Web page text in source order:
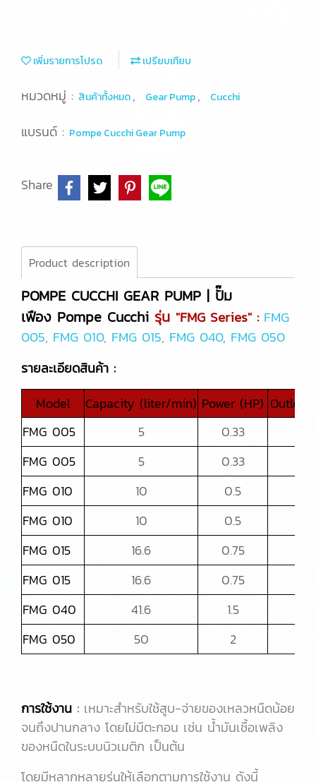
เพิ่มรายการโปรด เปรียบเทียบ
หมวดหมู่ : สินค้าทั้งหมด, Gear Pump, Cucchi
แบรนด์ : Pompe Cucchi Gear Pump
Share
Product description
POMPE CUCCHI GEAR PUMP | ปั๊ม
เฟือง Pompe Cucchi รุ่น "FMG Series" : FMG
005, FMG 010, FMG 015, FMG 040, FMG 050
รายละเอียดสินค้า :
Model
Capacity (liter/min) Power (HP) Outlet
FMG 005
5 0.33
FMG 005
5 0.33
FMG 010
10 0.5
FMG 010
10 0.5
FMG 015
16.6 0.75
FMG 015
16.6 0.75
FMG 040
41.6 1.5
FMG 050
50 2
การใช้งาน : เหมาะสำหรับใช้สูบ-จ่ายของเหลวหนืดน้อย
จนถึงปานกลาง โดยไม่มีตะกอน เช่น น้ำมันเชื้อเพลิง
ของหนืดในระบบนิวเมติก เป็นต้น
โดยมีหลากหลายรุ่นให้เลือกตามการใช้งาน ดังนี้